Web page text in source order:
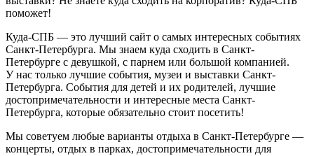
поможет!
Куда-СПБ — это лучший сайт о самых интересных событиях
Санкт-Петербурга. Мы знаем куда сходить в Санкт-
Петербурге с девушкой, с парнем или большой компанией.
У нас только лучшие события, музеи и выставки Санкт-
Петербурга. События для детей и их родителей, лучшие
достопримечательности и интересные места Санкт-
Петербурга, которые обязательно стоит посетить!
Мы советуем любые варианты отдыха в Санкт-Петербурге —
концерты, отдых в парках, достопримечательности для